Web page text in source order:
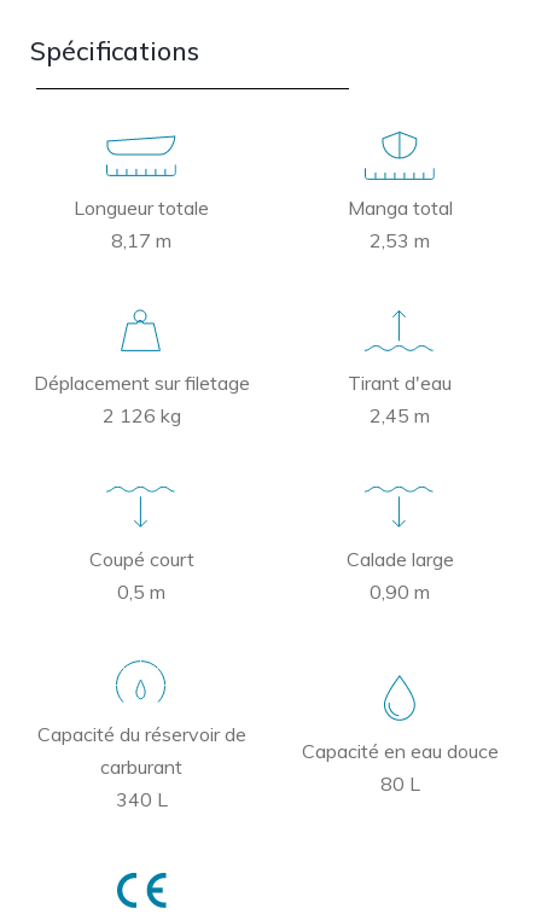
Spécifications
Longueur totale
8,17 m
Manga total
2,53 m
Déplacement sur filetage
2 126 kg
Tirant d'eau
2,45 m
Coupé court
0,5 m
Calade large
0,90 m
Capacité du réservoir de
carburant
340 L
Capacité en eau douce
80 L